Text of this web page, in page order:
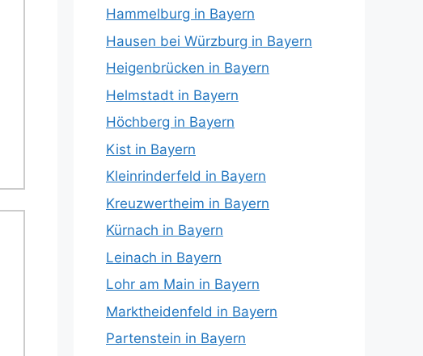
Hammelburg in Bayern
Hausen bei Würzburg in Bayern
Heigenbrücken in Bayern
Helmstadt in Bayern
Höchberg in Bayern
Kist in Bayern
Kleinrinderfeld in Bayern
Kreuzwertheim in Bayern
Kürnach in Bayern
Leinach in Bayern
Lohr am Main in Bayern
Marktheidenfeld in Bayern
Partenstein in Bayern